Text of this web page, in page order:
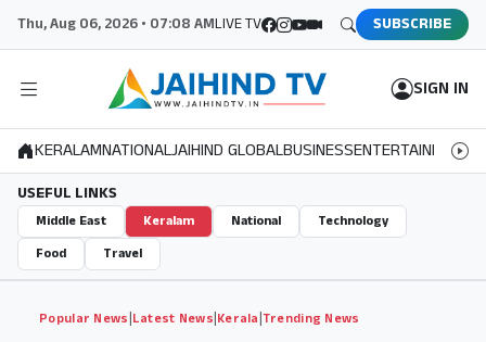
Thu, Aug 06, 2026 • 07:08 AMLIVE TV SUBSCRIBE
SIGN IN
KERALAMNATIONALJAIHIND GLOBALBUSINESSENTERTAINMENT
USEFUL LINKS
Middle East Keralam National
Technology
Food
Travel
Popular News|Latest News|Kerala|Trending News